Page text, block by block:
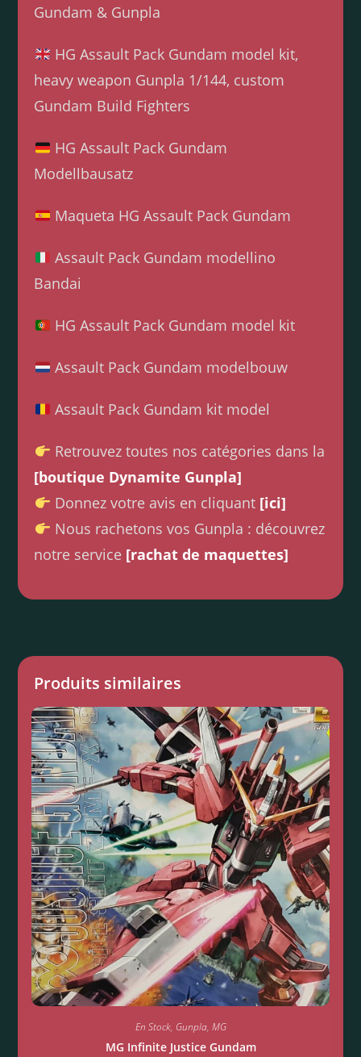
Gundam & Gunpla
HG Assault Pack Gundam model kit,
heavy weapon Gunpla 1/144, custom
Gundam Build Fighters
HG Assault Pack Gundam
Modellbausatz
Maqueta HG Assault Pack Gundam
Assault Pack Gundam modellino
Bandai
HG Assault Pack Gundam model kit
Assault Pack Gundam modelbouw
Assault Pack Gundam kit model
Retrouvez toutes nos catégories dans la
[boutique Dynamite Gunpla]
Donnez votre avis en cliquant [ici]
Nous rachetons vos Gunpla : découvrez
notre service [rachat de maquettes]
Produits similaires
En Stock, Gunpla, MG
MG Infinite Justice Gundam